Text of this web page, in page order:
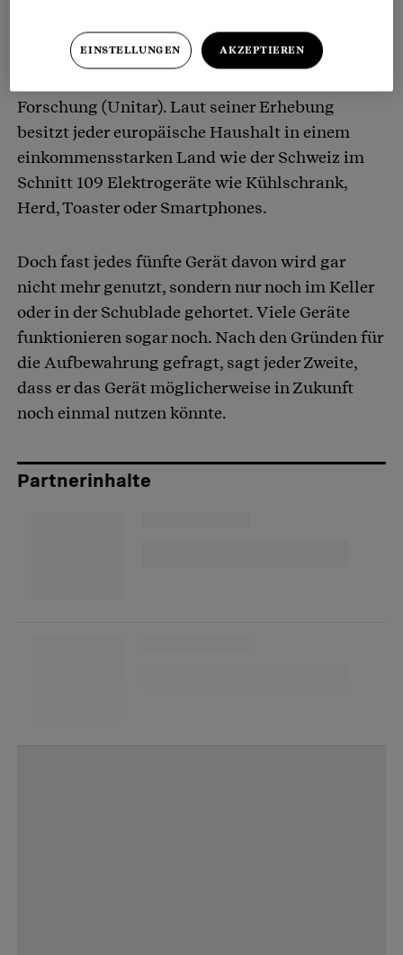
Artikel teilen
Loslassen ist nicht jedermanns Sache. Das
zeigen die jüngsten Ergebnisse des Instituts der
Forschung (Unitar). Laut seiner Erhebung
besitzt jeder europäische Haushalt in einem
einkommensstarken Land wie der Schweiz im
Schnitt 109 Elektrogeräte wie Kühlschrank,
Herd, Toaster oder Smartphones.
Doch fast jedes fünfte Gerät davon wird gar
nicht mehr genutzt, sondern nur noch im Keller
oder in der Schublade gehortet. Viele Geräte
funktionieren sogar noch. Nach den Gründen für
die Aufbewahrung gefragt, sagt jeder Zweite,
dass er das Gerät möglicherweise in Zukunft
noch einmal nutzen könnte.
Partnerinhalte
EINSTELLUNGEN AKZEPTIEREN